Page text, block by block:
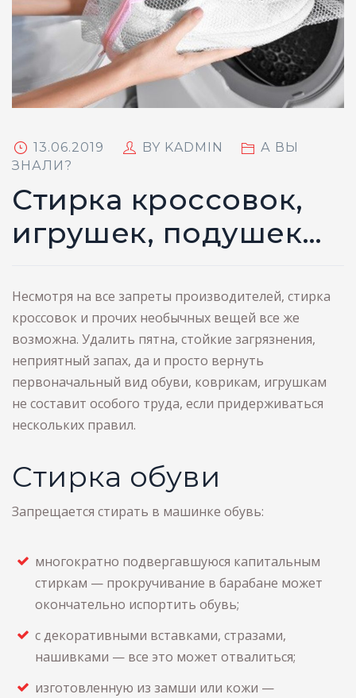
POSTED
ON
13.06.2019 BY KADMIN
А ВЫ
ЗНАЛИ?
Стирка кроссовок,
игрушек, подушек…
Несмотря на все запреты производителей, стирка
кроссовок и прочих необычных вещей все же
возможна. Удалить пятна, стойкие загрязнения,
неприятный запах, да и просто вернуть
первоначальный вид обуви, коврикам, игрушкам
не составит особого труда, если придерживаться
нескольких правил.
Стирка обуви
Запрещается стирать в машинке обувь:
многократно подвергавшуюся капитальным
стиркам — прокручивание в барабане может
окончательно испортить обувь;
с декоративными вставками, стразами,
нашивками — все это может отвалиться;
изготовленную из замши или кожи —